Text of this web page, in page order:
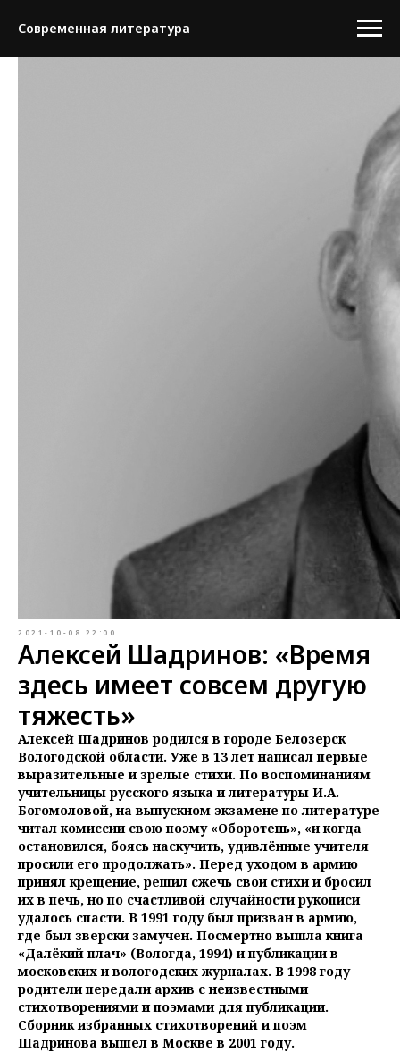
Современная литература
2021-10-08 22:00
Алексей Шадринов: «Время
здесь имеет совсем другую
тяжесть»
Алексей Шадринов родился в городе Белозерск
Вологодской области. Уже в 13 лет написал первые
выразительные и зрелые стихи. По воспоминаниям
учительницы русского языка и литературы И.А.
Богомоловой, на выпускном экзамене по литературе
читал комиссии свою поэму «Оборотень», «и когда
остановился, боясь наскучить, удивлённые учителя
просили его продолжать». Перед уходом в армию
принял крещение, решил сжечь свои стихи и бросил
их в печь, но по счастливой случайности рукописи
удалось спасти. В 1991 году был призван в армию,
где был зверски замучен. Посмертно вышла книга
«Далёкий плач» (Вологда, 1994) и публикации в
московских и вологодских журналах. В 1998 году
родители передали архив с неизвестными
стихотворениями и поэмами для публикации.
Сборник избранных стихотворений и поэм
Шадринова вышел в Москве в 2001 году.